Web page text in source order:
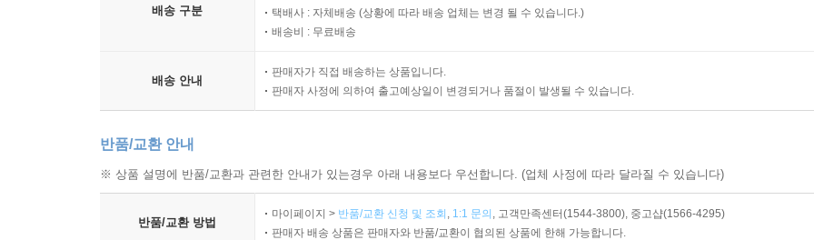
배송 구분
택배사 : 자체배송 (상황에 따라 배송 업체는 변경 될 수 있습니다.)
배송비 : 무료배송
배송 안내
판매자가 직접 배송하는 상품입니다.
판매자 사정에 의하여 출고예상일이 변경되거나 품절이 발생될 수 있습니다.
반품/교환 안내
※ 상품 설명에 반품/교환과 관련한 안내가 있는경우 아래 내용보다 우선합니다. (업체 사정에 따라 달라질 수 있습니다)
반품/교환 방법
마이페이지 > 반품/교환 신청 및 조회 , 1:1 문의 , 고객만족센터(1544-3800), 중고샵(1566-4295)
판매자 배송 상품은 판매자와 반품/교환이 협의된 상품에 한해 가능합니다.